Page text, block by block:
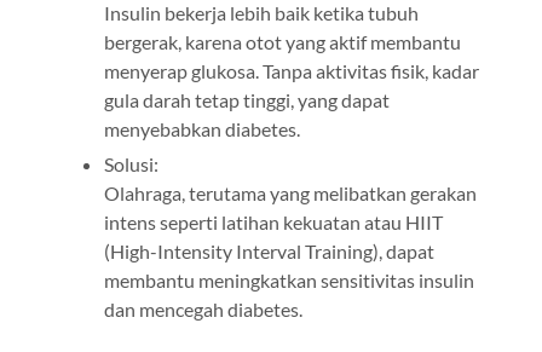
Insulin bekerja lebih baik ketika tubuh
bergerak, karena otot yang aktif membantu
menyerap glukosa. Tanpa aktivitas fisik, kadar
gula darah tetap tinggi, yang dapat
menyebabkan diabetes.
Solusi:
Olahraga, terutama yang melibatkan gerakan
intens seperti latihan kekuatan atau HIIT
(High-Intensity Interval Training), dapat
membantu meningkatkan sensitivitas insulin
dan mencegah diabetes.